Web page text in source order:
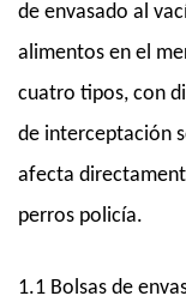
de envasado al
alimentos en el
cuatro tipos, con
de interceptación
afecta
perros policía.
1.1 Bolsas de